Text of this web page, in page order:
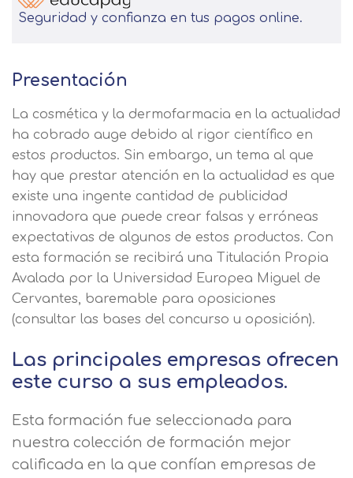
Seguridad y confianza en tus pagos online.
Presentación
La cosmética y la dermofarmacia en la actualidad
ha cobrado auge debido al rigor científico en
estos productos. Sin embargo, un tema al que
hay que prestar atención en la actualidad es que
existe una ingente cantidad de publicidad
innovadora que puede crear falsas y erróneas
expectativas de algunos de estos productos. Con
esta formación se recibirá una Titulación Propia
Avalada por la Universidad Europea Miguel de
Cervantes, baremable para oposiciones
(consultar las bases del concurso u oposición).
Las principales empresas ofrecen
este curso a sus empleados.
Esta formación fue seleccionada para
nuestra colección de formación mejor
calificada en la que confían empresas de